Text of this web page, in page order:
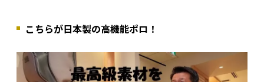
こちらが日本製の高機能ポロ！